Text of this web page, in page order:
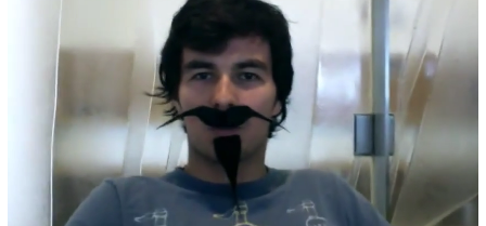
/
Loaded
82.64%